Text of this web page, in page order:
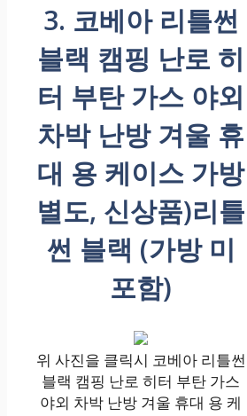
3. 코베아 리틀썬
블랙 캠핑 난로 히
터 부탄 가스 야외
차박 난방 겨울 휴
대 용 케이스 가방
별도, 신상품)리틀
썬 블랙 (가방 미
포함)
위 사진을 클릭시 코베아 리틀썬
블랙 캠핑 난로 히터 부탄 가스
야외 차박 난방 겨울 휴대 용 케